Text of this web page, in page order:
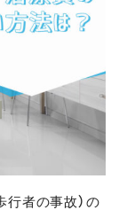
行者の事故）の